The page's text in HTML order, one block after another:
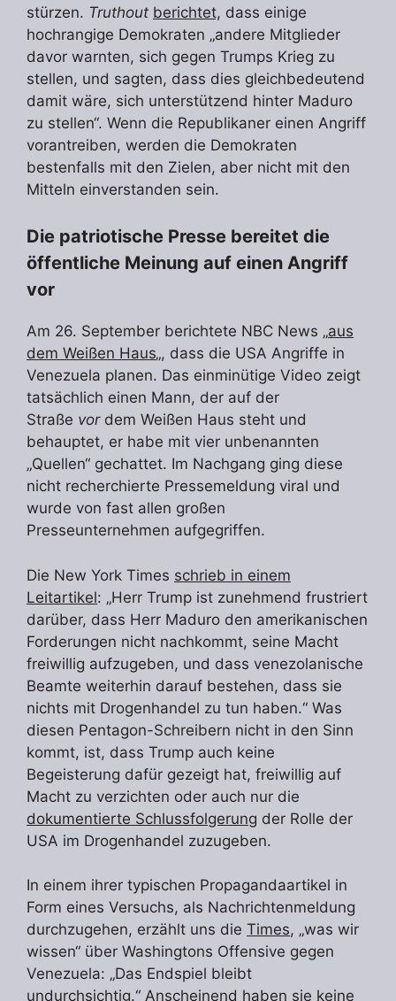
stürzen. Truthout berichtet, dass einige
hochrangige Demokraten „andere Mitglieder
davor warnten, sich gegen Trumps Krieg zu
stellen, und sagten, dass dies gleichbedeutend
damit wäre, sich unterstützend hinter Maduro
zu stellen“. Wenn die Republikaner einen Angriff
vorantreiben, werden die Demokraten
bestenfalls mit den Zielen, aber nicht mit den
Mitteln einverstanden sein.
Die patriotische Presse bereitet die
öffentliche Meinung auf einen Angriff
vor
Am 26. September berichtete NBC News „aus
dem Weißen Haus„, dass die USA Angriffe in
Venezuela planen. Das einminütige Video zeigt
tatsächlich einen Mann, der auf der
Straße vor dem Weißen Haus steht und
behauptet, er habe mit vier unbenannten
„Quellen“ gechattet. Im Nachgang ging diese
nicht recherchierte Pressemeldung viral und
wurde von fast allen großen
Presseunternehmen aufgegriffen.
Die New York Times schrieb in einem
Leitartikel: „Herr Trump ist zunehmend frustriert
darüber, dass Herr Maduro den amerikanischen
Forderungen nicht nachkommt, seine Macht
freiwillig aufzugeben, und dass venezolanische
Beamte weiterhin darauf bestehen, dass sie
nichts mit Drogenhandel zu tun haben.“ Was
diesen Pentagon-Schreibern nicht in den Sinn
kommt, ist, dass Trump auch keine
Begeisterung dafür gezeigt hat, freiwillig auf
Macht zu verzichten oder auch nur die
dokumentierte Schlussfolgerung der Rolle der
USA im Drogenhandel zuzugeben.
In einem ihrer typischen Propagandaartikel in
Form eines Versuchs, als Nachrichtenmeldung
durchzugehen, erzählt uns die Times, „was wir
wissen“ über Washingtons Offensive gegen
Venezuela: „Das Endspiel bleibt
undurchsichtig.“ Anscheinend haben sie keine